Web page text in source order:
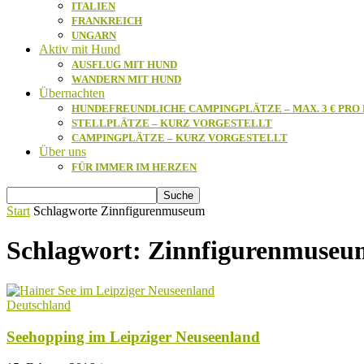
ITALIEN
FRANKREICH
UNGARN
Aktiv mit Hund
AUSFLUG MIT HUND
WANDERN MIT HUND
Übernachten
HUNDEFREUNDLICHE CAMPINGPLÄTZE – MAX. 3 € PRO
STELLPLÄTZE – KURZ VORGESTELLT
CAMPINGPLÄTZE – KURZ VORGESTELLT
Über uns
FÜR IMMER IM HERZEN
Start Schlagworte Zinnfigurenmuseum
Schlagwort:
Deutschland
Seehopping im Leipziger Neuseenland